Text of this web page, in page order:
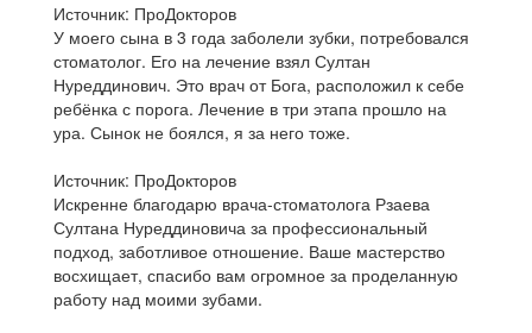
Источник: ПроДокторов
У моего сына в 3 года заболели зубки, потребовался
стоматолог. Его на лечение взял Султан
Нуреддинович. Это врач от Бога, расположил к себе
ребёнка с порога. Лечение в три этапа прошло на
ура. Сынок не боялся, я за него тоже.
Источник: ПроДокторов
Искренне благодарю врача-стоматолога Рзаева
Султана Нуреддиновича за профессиональный
подход, заботливое отношение. Ваше мастерство
восхищает, спасибо вам огромное за проделанную
работу над моими зубами.